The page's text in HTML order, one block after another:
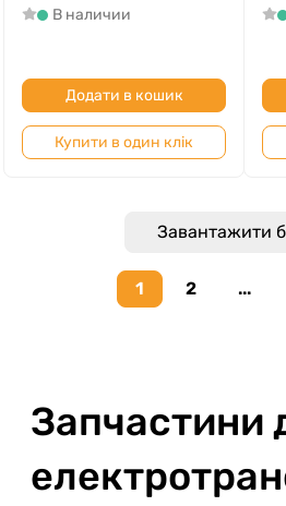
В наличии
Додати в кошик
Купити в один клік
Завантажити
1 2 ...
Запчастини